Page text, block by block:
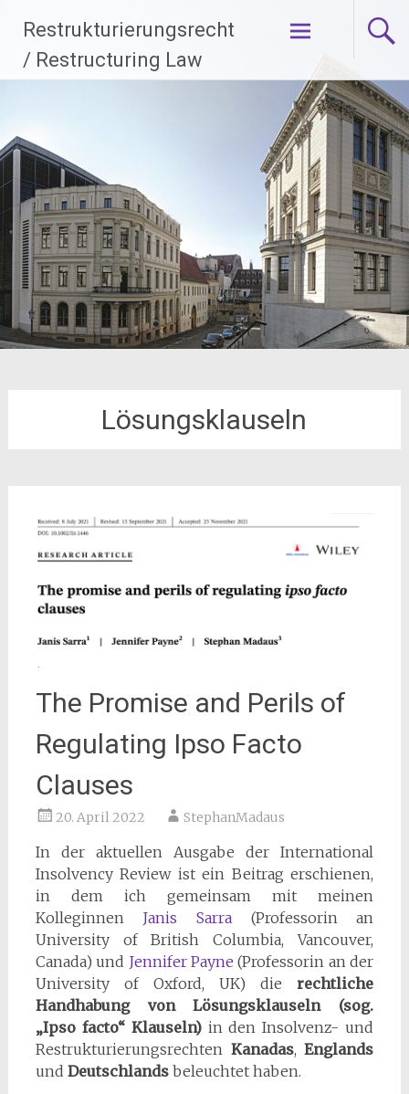
Inhalt
springen
Restrukturierungsrecht
/ Restructuring Law
Lösungsklauseln
The Promise and Perils of
Regulating Ipso Facto
Clauses
20. April 2022 StephanMadaus
In der aktuellen Ausgabe der International
Insolvency Review ist ein Beitrag erschienen,
in dem ich gemeinsam mit meinen
Kolleginnen Janis Sarra (Professorin an
University of British Columbia, Vancouver,
Canada) und Jennifer Payne (Professorin an der
University of Oxford, UK) dierechtliche
Handhabung von Lösungsklauseln (sog.
„Ipso facto“ Klauseln)in den Insolvenz- und
Restrukturierungsrechten Kanadas,Englands
und Deutschlandsbeleuchtet haben.